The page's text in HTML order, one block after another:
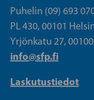
Puhelin (09) 693
PL 430, 00101
Yrjönkatu 27,
info@sfp.fi
Laskutustiedot